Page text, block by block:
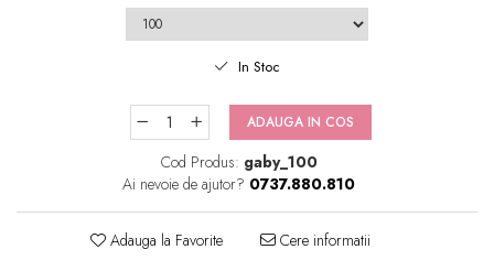
In Stoc
ADAUGA IN COS
Cod Produs: gaby_100
Ai nevoie de ajutor? 0737.880.810
Adauga la Favorite Cere informatii